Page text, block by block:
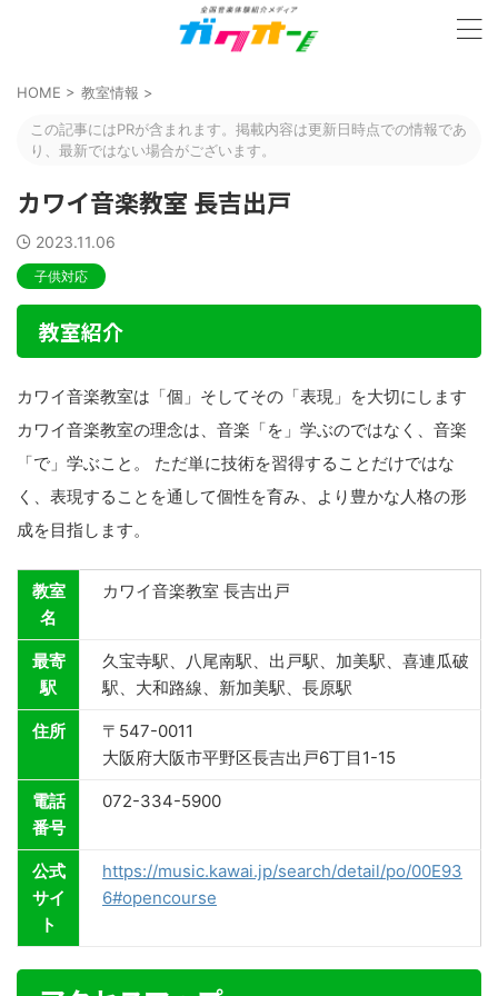
HOME > 教室情報 >
この記事にはPRが含まれます。掲載内容は更新日時点での情報であ
り、最新ではない場合がございます。
カワイ音楽教室 長吉出戸
2023.11.06
子供対応
教室紹介
カワイ音楽教室は「個」そしてその「表現」を大切にします
カワイ音楽教室の理念は、音楽「を」学ぶのではなく、音楽
「で」学ぶこと。 ただ単に技術を習得することだけではな
く、表現することを通して個性を育み、より豊かな人格の形
成を目指します。
教室
名
カワイ音楽教室 長吉出戸
最寄
駅
久宝寺駅、八尾南駅、出戸駅、加美駅、喜連瓜破
駅、大和路線、新加美駅、長原駅
住所
〒547-0011
大阪府大阪市平野区長吉出戸6丁目1-15
電話
番号
072-334-5900
公式
サイ
ト
https://music.kawai.jp/search/detail/po/00E93
6#opencourse